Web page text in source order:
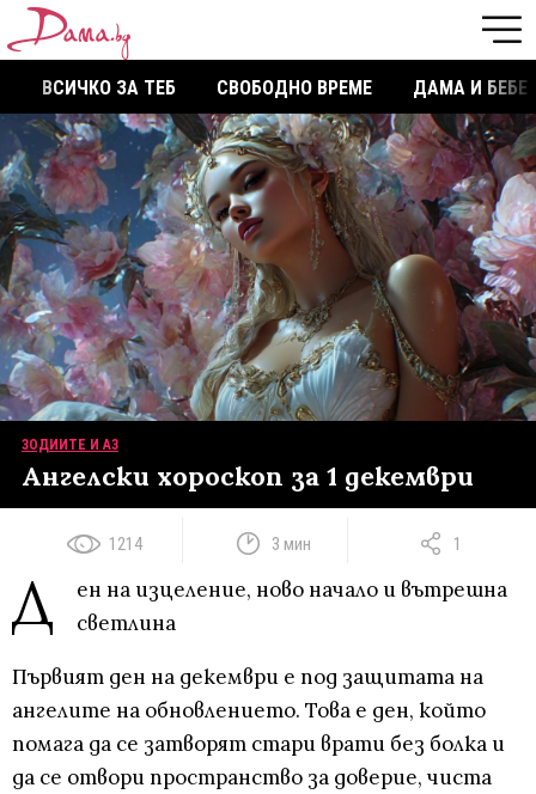
ВСИЧКО ЗА ТЕБ СВОБОДНО ВРЕМЕ ДАМА И БЕБЕ
ЗОДИИТЕ И АЗ
Ангелски хороскоп за 1 декември
1214 3 мин 1
Д
ен на изцеление, ново начало и вътрешна
светлина
Първият ден на декември е под защитата на
ангелите на обновлението. Това е ден, който
помага да се затворят стари врати без болка и
да се отвори пространство за доверие, чиста